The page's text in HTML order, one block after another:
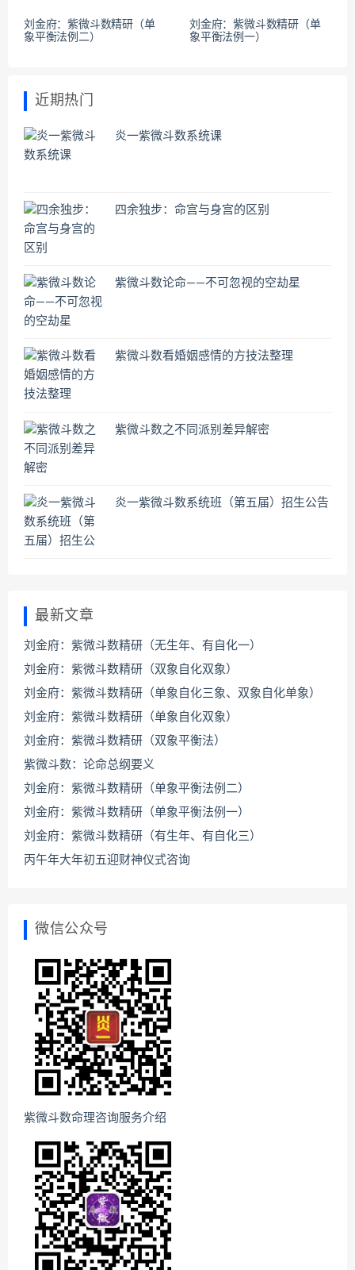
刘金府：紫微斗数精研（单
象平衡法例二）
刘金府：紫微斗数精研（单
象平衡法例一）
近期热门
炎一紫微斗数系统课
四余独步：命宫与身宫的区别
紫微斗数论命——不可忽视的空劫星
紫微斗数看婚姻感情的方技法整理
紫微斗数之不同派别差异解密
炎一紫微斗数系统班（第五届）招生公告
最新文章
刘金府：紫微斗数精研（无生年、有自化一）
刘金府：紫微斗数精研（双象自化双象）
刘金府：紫微斗数精研（单象自化三象、双象自化单象）
刘金府：紫微斗数精研（单象自化双象）
刘金府：紫微斗数精研（双象平衡法）
紫微斗数：论命总纲要义
刘金府：紫微斗数精研（单象平衡法例二）
刘金府：紫微斗数精研（单象平衡法例一）
刘金府：紫微斗数精研（有生年、有自化三）
丙午年大年初五迎财神仪式咨询
微信公众号
紫微斗数命理咨询服务介绍